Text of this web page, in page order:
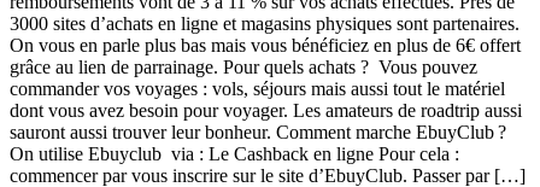
3000 sites d’achats en ligne et magasins physiques sont partenaires.
On vous en parle plus bas mais vous bénéficiez en plus de 6€ offert
grâce au lien de parrainage. Pour quels achats ? Vous pouvez
commander vos voyages : vols, séjours mais aussi tout le matériel
dont vous avez besoin pour voyager. Les amateurs de roadtrip aussi
sauront aussi trouver leur bonheur. Comment marche EbuyClub ?
On utilise Ebuyclub via : Le Cashback en ligne Pour cela :
commencer par vous inscrire sur le site d’EbuyClub. Passer par […]